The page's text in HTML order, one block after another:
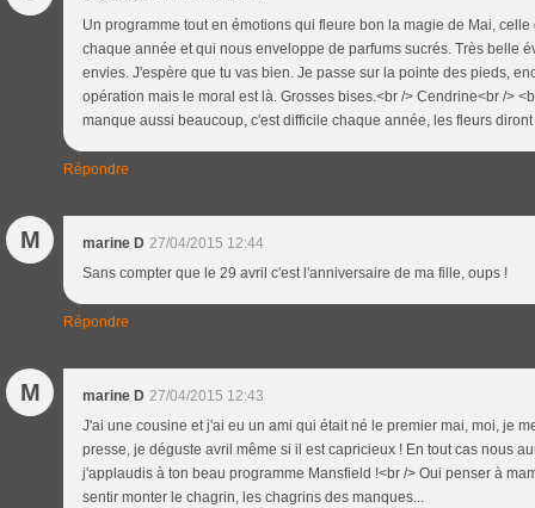
Un programme tout en émotions qui fleure bon la magie de Mai,
chaque année et qui nous enveloppe de parfums sucrés. Très belle
envies. J'espère que tu vas bien. Je passe sur la pointe des pieds,
opération mais le moral est là. Grosses bises.<br /> Cendrine<br />
manque aussi beaucoup, c'est difficile chaque année, les fleurs
Répondre
M marine D 27/04/2015 12:44
Sans compter que le 29 avril c'est l'anniversaire de ma fille, oups !
Répondre
M marine D 27/04/2015 12:43
J'ai une cousine et j'ai eu un ami qui était né le premier mai, moi, je
presse, je déguste avril même si il est capricieux ! En tout cas nous
j'applaudis à ton beau programme Mansfield !<br /> Oui penser à
sentir monter le chagrin, les chagrins des manques...